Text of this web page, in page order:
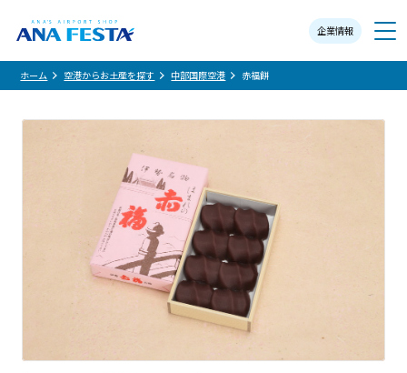
企業情報
メニュー
ホーム 空港からお土産を探す 中部国際空港 赤福餅